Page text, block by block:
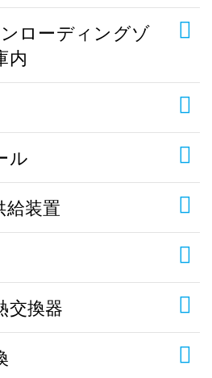
ローディングゾ
内
ル
給装置
交換器